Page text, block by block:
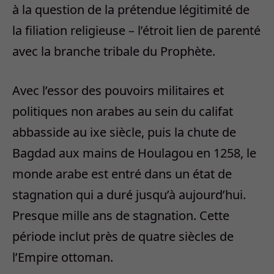
à la question de la prétendue légitimité de
la filiation religieuse – l’étroit lien de parenté
avec la branche tribale du Prophète.
Avec l’essor des pouvoirs militaires et
politiques non arabes au sein du califat
abbasside au ixe siècle, puis la chute de
Bagdad aux mains de Houlagou en 1258, le
monde arabe est entré dans un état de
stagnation qui a duré jusqu’à aujourd’hui.
Presque mille ans de stagnation. Cette
période inclut près de quatre siècles de
l’Empire ottoman.